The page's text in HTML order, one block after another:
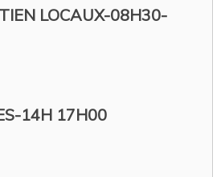
LOCAUX-08H30-
14H 17H00